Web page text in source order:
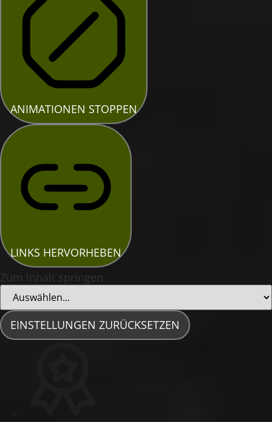
ANIMATIONEN STOPPEN
LINKS HERVORHEBEN
Zum Inhalt springen
EINSTELLUNGEN ZURÜCKSETZEN